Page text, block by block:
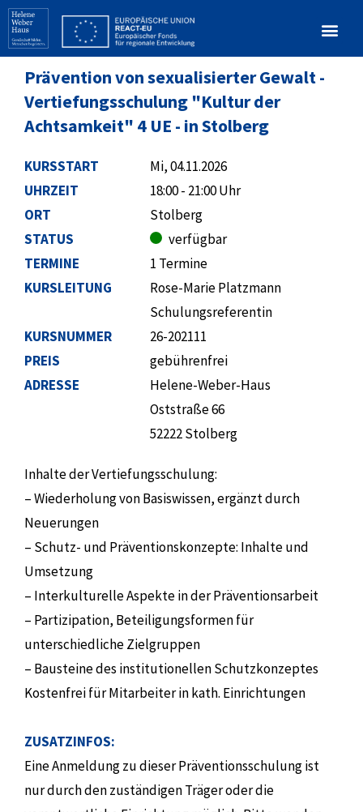
Prävention von sexualisierter Gewalt -
Vertiefungsschulung "Kultur der
Achtsamkeit" 4 UE - in Stolberg
KURSSTART
UHRZEIT
ORT
STATUS
TERMINE
Mi, 04.11.2026
18:00 - 21:00 Uhr
Stolberg
verfügbar
1 Termine
KURSLEITUNG
KURSNUMMER
PREIS
ADRESSE
Rose-Marie Platzmann
Schulungsreferentin
26-202111
gebührenfrei
Helene-Weber-Haus
Oststraße 66
52222 Stolberg
Inhalte der Vertiefungsschulung:
– Wiederholung von Basiswissen, ergänzt durch
Neuerungen
– Schutz- und Präventionskonzepte: Inhalte und
Umsetzung
– Interkulturelle Aspekte in der Präventionsarbeit
– Partizipation, Beteiligungsformen für
unterschiedliche Zielgruppen
– Bausteine des institutionellen Schutzkonzeptes
Kostenfrei für Mitarbeiter in kath. Einrichtungen
ZUSATZINFOS:
Eine Anmeldung zu dieser Präventionsschulung ist
nur durch den zuständigen Träger oder die